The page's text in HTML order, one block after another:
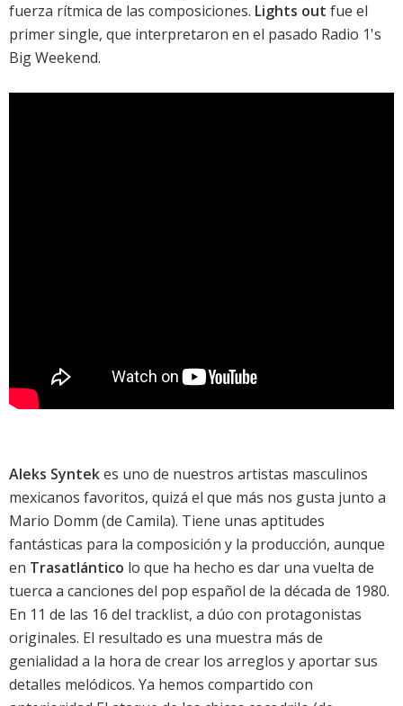
fuerza rítmica de las composiciones. Lights out fue el
primer single, que interpretaron en el pasado Radio 1's
Big Weekend.
Aleks Syntekes uno de nuestros artistas masculinos
mexicanos favoritos, quizá el que más nos gusta junto a
Mario Domm (de Camila). Tiene unas aptitudes
fantásticas para la composición y la producción, aunque
en Trasatlántico lo que ha hecho es dar una vuelta de
tuerca a canciones del pop español de la década de 1980.
En 11 de las 16 del tracklist, a dúo con protagonistas
originales. El resultado es una muestra más de
genialidad a la hora de crear los arreglos y aportar sus
detalles melódicos. Ya hemos compartido con